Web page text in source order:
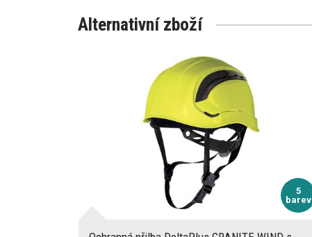
Alternativní zboží
5
barev